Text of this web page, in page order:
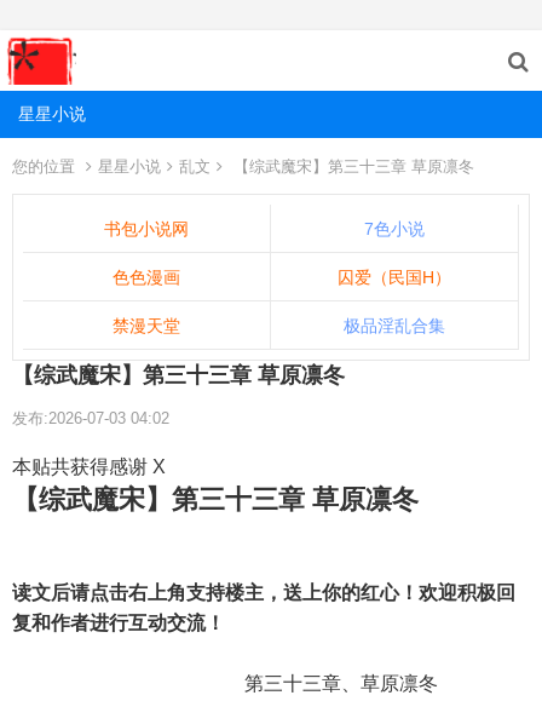
星星小说
您的位置 星星小说 乱文 【综武魔宋】第三十三章 草原凛冬
书包小说网 7色小说
色色漫画 囚爱（民国H）
禁漫天堂 极品淫乱合集
【综武魔宋】第三十三章 草原凛冬
发布:2026-07-03 04:02
本贴共获得感谢 X
【综武魔宋】第三十三章 草原凛冬
读文后请点击右上角支持楼主，送上你的红心！欢迎积极回
复和作者进行互动交流！
第三十三章、草原凛冬